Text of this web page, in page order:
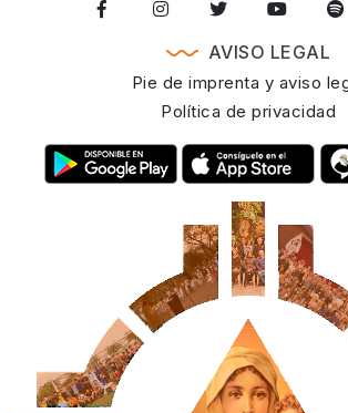
AVISO LEGAL
Pie de imprenta y aviso
Política de privacidad